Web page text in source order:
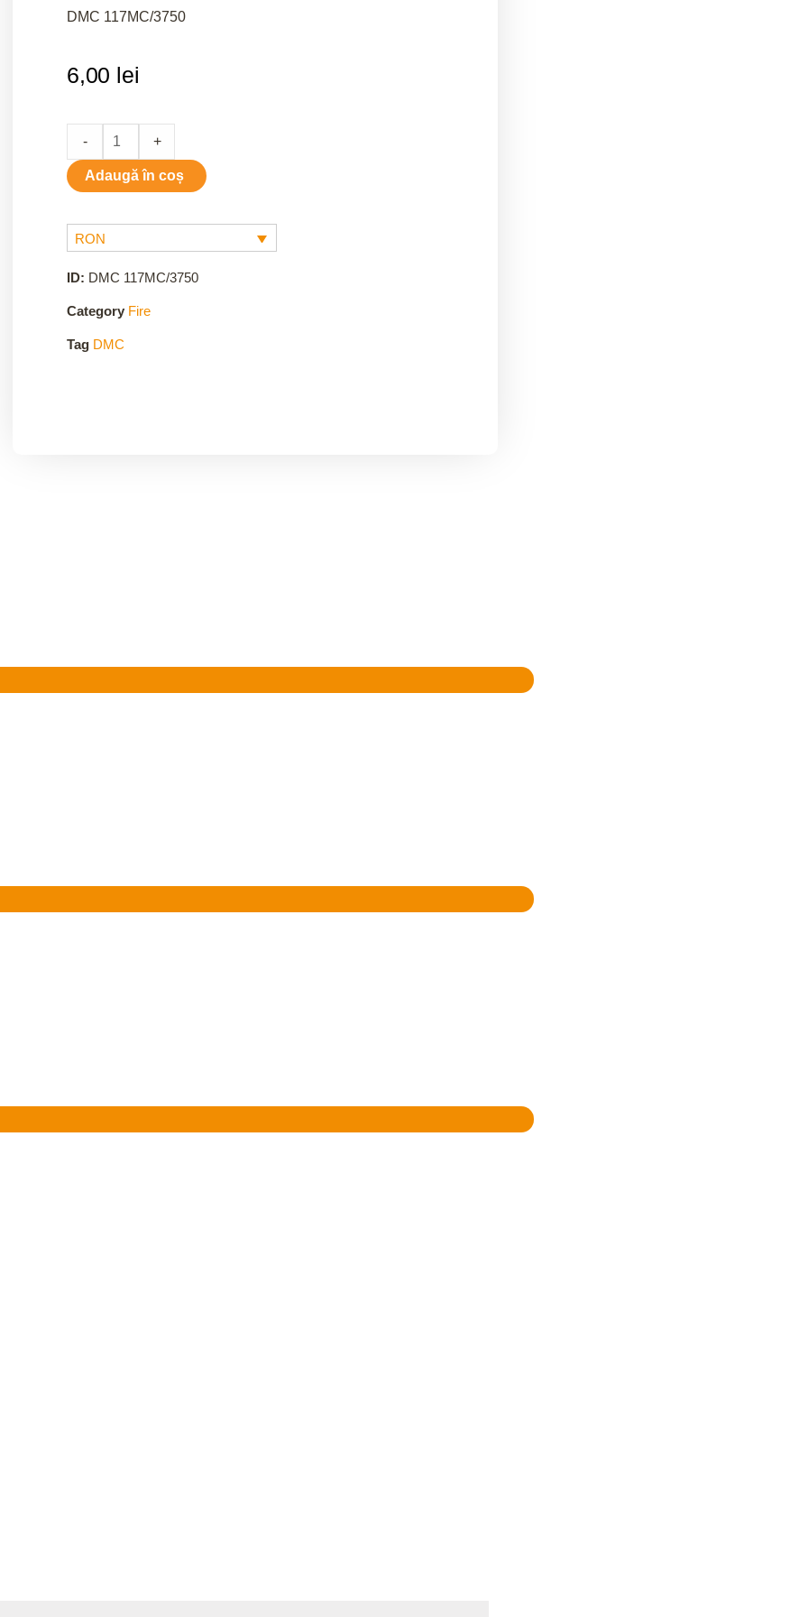
DMC 117MC/3750
6,00 lei
quantity
- +
Adaugă în coș
RON
ID: DMC 117MC/3750
Category Fire
Tag DMC